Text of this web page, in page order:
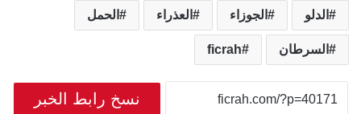
الدلو الجوزاء العذراء الحمل
السرطان ficrah
نسخ رابط الخبر